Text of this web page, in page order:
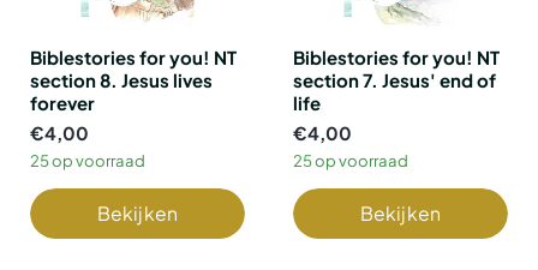
Biblestories for you! NT
section 8. Jesus lives
forever
€4,00
25 op voorraad
Bekijken
Biblestories for you! NT
section 7. Jesus' end of
life
€4,00
25 op voorraad
Bekijken